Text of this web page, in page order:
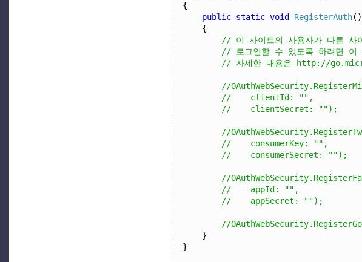
{
public static void RegisterAuth()
{
// 이 사이트의 사용자가 다른
// 로그인할 수 있도록 하려면 이
// 자세한 내용은 http://
//
//    clientId: "",
//    clientSecret: "");
//
//    consumerKey: "",
//    consumerSecret: "");
//
//    appId: "",
//    appSecret: "");
//
}
}